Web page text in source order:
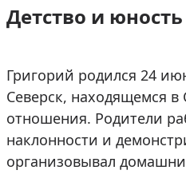
Детство и юность
Григорий родился 24
Северск, находящемся в
отношения. Родители
наклонности и
организовывал